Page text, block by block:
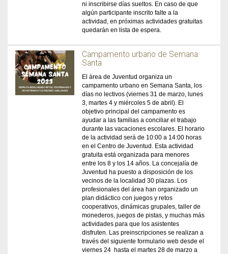
ni inscribirse días sueltos. En caso de que
algún participante inscrito falte a la
actividad, en próximas actividades gratuitas
quedarán en lista de espera.
Campamento urbano de Semana
Santa
El área de Juventud organiza un
campamento urbano en Semana Santa, los
días no lectivos (viernes 31 de marzo, lunes
3, martes 4 y miércoles 5 de abril). El
objetivo principal del campamento es
ayudar a las familias a conciliar el trabajo
durante las vacaciones escolares. El horario
de la actividad será de 10:00 a 14:00 horas
en el Centro de Juventud. Esta actividad
gratuita está organizada para menores
entre los 8 y los 14 años. La concejalía de
Juventud ha puesto a disposición de los
vecinos de la localidad 30 plazas. Los
profesionales del área han organizado un
plan didáctico con juegos y retos
cooperativos, dinámicas grupales, taller de
monederos, juegos de pistas, y muchas más
actividades para que los asistentes
disfruten. Las preinscripciones se realizan a
través del siguiente formulario web desde el
viernes 24 hasta el martes 28 de marzo a